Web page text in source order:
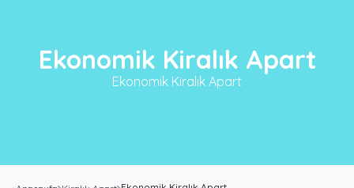
Ekonomik Kiralık Apart
Ekonomik Kiralık Apart